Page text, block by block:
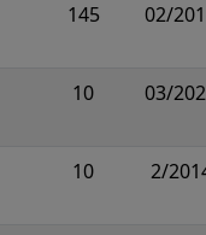
145 02/
10 03/
10 2/